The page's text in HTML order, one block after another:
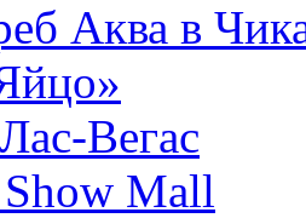
Аква в
Вегас
Mall